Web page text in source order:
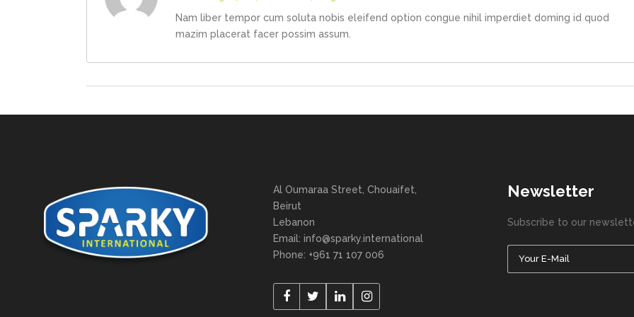
Nam liber tempor cum soluta nobis eleifend option congue nihil imperdiet doming id quod
mazim placerat facer possim assum.
Al Oumaraa Street, Chouaifet,
Beirut
Lebanon
Email: info@sparky.international
Phone: +961 71 107 006
Newsletter
Subscribe to our